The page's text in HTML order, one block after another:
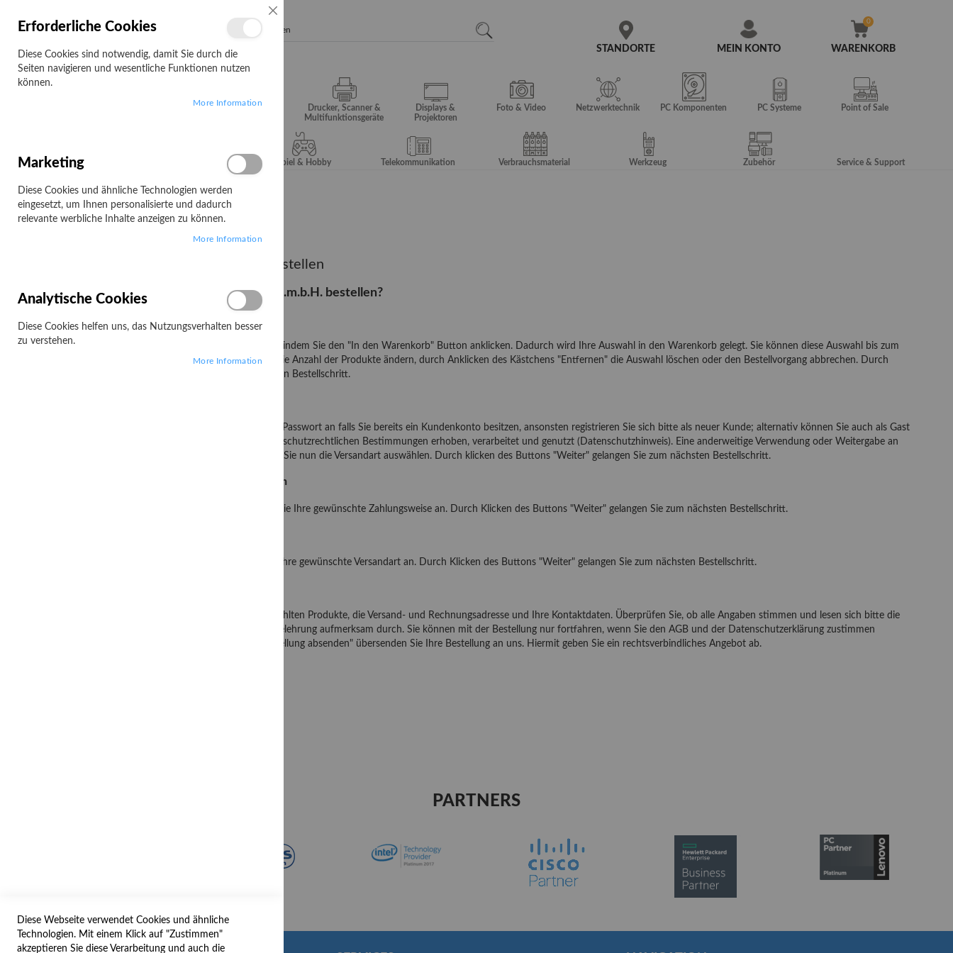
MEIN KONTO
STANDORTE WARENKORB
Campus
Drucker, Scanner &
Multifunktionsgeräte
Displays &
Projektoren
Foto & Video Netzwerktechnik PC Komponenten PC Systeme Point of Sale
Server & Storage Spiel & Hobby Telekommunikation Verbrauchsmaterial Werkzeug Zubehör Service & Support
Startseite Bestellvorgang
Bestellvorgang
Bestellvorgang, einfach und bequem bestellen
Wie kann ich bei BA-Computer Handelsges.m.b.H. bestellen?
Wählen Sie die Produkte aus, die Sie bestellen möchten, indem Sie den "In den Warenkorb" Button anklicken. Dadurch wird Ihre Auswahl in den Warenkorb gelegt. Sie können diese Auswahl bis zum
Absenden Ihrer Bestellung jederzeit ändern, in dem Sie die Anzahl der Produkte ändern, durch Anklicken des Kästchens "Entfernen" die Auswahl löschen oder den Bestellvorgang abbrechen. Durch
Anklicken des Buttons "Kasse" gelangen Sie zum nächsten Bestellschritt.
Melden Sie sich bitte mit Ihrer eMail Adresse und Ihrem Passwort an falls Sie bereits ein Kundenkonto besitzen, ansonsten registrieren Sie sich bitte als neuer Kunde; alternativ können Sie auch als Gast
bestellen. Ihre Daten werden unter Beachtung der datenschutzrechtlichen Bestimmungen erhoben, verarbeitet und genutzt ( Datenschutzhinweis). Eine anderweitige Verwendung oder Weitergabe an
Dritte erfolgt nicht. Sind Sie bereits angemeldet, können Sie nun die Versandart auswählen. Durch klicken des Buttons "Weiter" gelangen Sie zum nächsten Bestellschritt.
3. Rechnungsadresse prüfen / Zahlungsweise auswählen
Überprüfen Sie nun Ihre Rechnungsadresse und geben Sie Ihre gewünschte Zahlungsweise an. Durch Klicken des Buttons "Weiter" gelangen Sie zum nächsten Bestellschritt.
Überprüfen Sie nun Ihre Versandadresse und geben Sie Ihre gewünschte Versandart an. Durch Klicken des Buttons "Weiter" gelangen Sie zum nächsten Bestellschritt.
Sie erhalten eine Übersicht Ihrer Bestellung: die ausgewählten Produkte, die Versand- und Rechnungsadresse und Ihre Kontaktdaten. Überprüfen Sie, ob alle Angaben stimmen und lesen sich bitte die
Widerrufsbelehrung aufmerksam durch. Sie können mit der Bestellung nur fortfahren, wenn Sie den AGB und der Datenschutzerklärung zustimmen
(Häkchen setzen). Mit dem Anklicken des Buttons "Bestellung absenden" übersenden Sie Ihre Bestellung an uns. Hiermit geben Sie ein rechtsverbindliches Angebot ab.
PARTNERS
Erforderliche Cookies
Diese Cookies sind notwendig, damit Sie durch die
Seiten navigieren und wesentliche Funktionen nutzen
können.
More Information
Marketing
Diese Cookies und ähnliche Technologien werden
eingesetzt, um Ihnen personalisierte und dadurch
relevante werbliche Inhalte anzeigen zu können.
More Information
Analytische Cookies
Diese Cookies helfen uns, das Nutzungsverhalten besser
zu verstehen.
More Information
Diese Webseite verwendet Cookies und ähnliche
Technologien. Mit einem Klick auf "Zustimmen"
akzeptieren Sie diese Verarbeitung und auch die